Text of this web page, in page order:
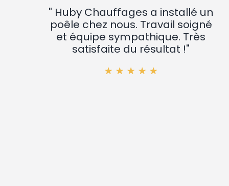
" Huby Chauffages a installé un
poêle chez nous. Travail soigné
et équipe sympathique. Très
satisfaite du résultat !"